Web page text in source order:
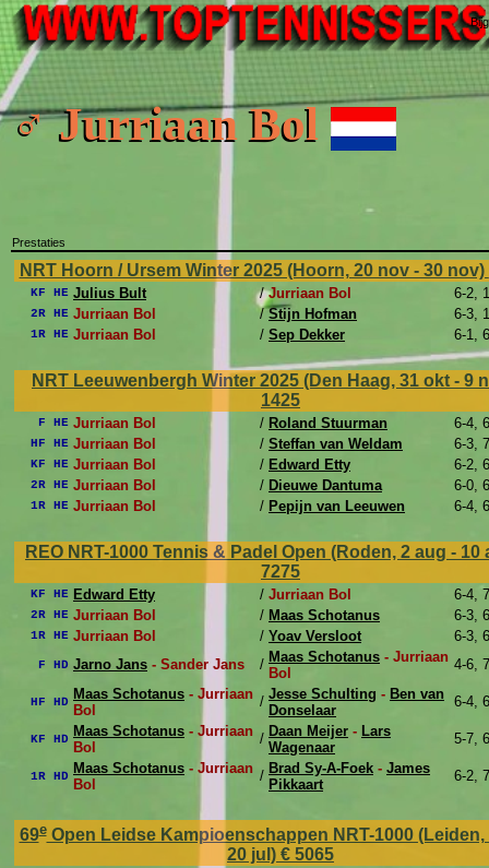
♂ Jurriaan Bol
Prestaties
NRT Hoorn / Ursem Winter 2025 (Hoorn, 20 nov - 30 nov)
KF HE Julius Bult / Jurriaan Bol 6-2,
2R HE Jurriaan Bol / Stijn Hofman 6-3,
1R HE Jurriaan Bol / Sep Dekker 6-1,
NRT Leeuwenbergh Winter 2025 (Den Haag, 31 okt - 9
1425
F HE Jurriaan Bol / Roland Stuurman 6-4,
HF HE Jurriaan Bol / Steffan van Weldam 6-3,
KF HE Jurriaan Bol / Edward Etty 6-2,
2R HE Jurriaan Bol / Dieuwe Dantuma 6-0,
1R HE Jurriaan Bol / Pepijn van Leeuwen 6-4,
REO NRT-1000 Tennis & Padel Open (Roden, 2 aug - 10
7275
KF HE Edward Etty / Jurriaan Bol 6-4,
2R HE Jurriaan Bol / Maas Schotanus 6-3,
1R HE Jurriaan Bol / Yoav Versloot 6-3,
F HD Jarno Jans - Sander Jans / Maas Schotanus - Jurriaan
Bol
4-6,
HF HD Maas Schotanus - Jurriaan
Bol
/ Jesse Schulting - Ben van
Donselaar
6-4,
KF HD Maas Schotanus - Jurriaan
Bol
/ Daan Meijer - Lars
Wagenaar
5-7,
1R HD Maas Schotanus - Jurriaan
Bol
/ Brad Sy-A-Foek - James
Pikkaart
6-2,
69eOpen Leidse Kampioenschappen NRT-1000 (Leiden,
20 jul) € 5065